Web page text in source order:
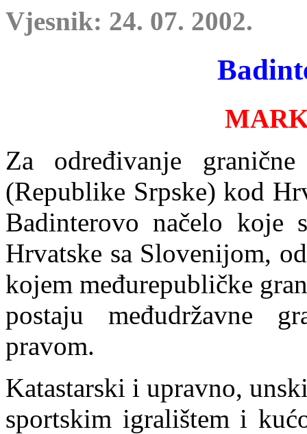
Vjesnik: 24. 07. 2002.
Za određivanje
(Republike Srpske) kod
Badinterovo načelo koje
Hrvatske sa Slovenijom,
kojem međurepubličke
postaju međudržavne
pravom.
Katastarski i upravno,
sportskim igralištem i